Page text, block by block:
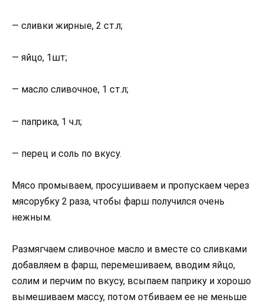
— сливки жирные, 2 ст.л;
— яйцо, 1шт;
— масло сливочное, 1 ст.л;
— паприка, 1 ч.л;
— перец и соль по вкусу.
Мясо промываем, просушиваем и пропускаем через
мясорубку 2 раза, чтобы фарш получился очень
нежным.
Размягчаем сливочное масло и вместе со сливками
добавляем в фарш, перемешиваем, вводим яйцо,
солим и перчим по вкусу, всыпаем паприку и хорошо
вымешиваем массу, потом отбиваем ее не меньше